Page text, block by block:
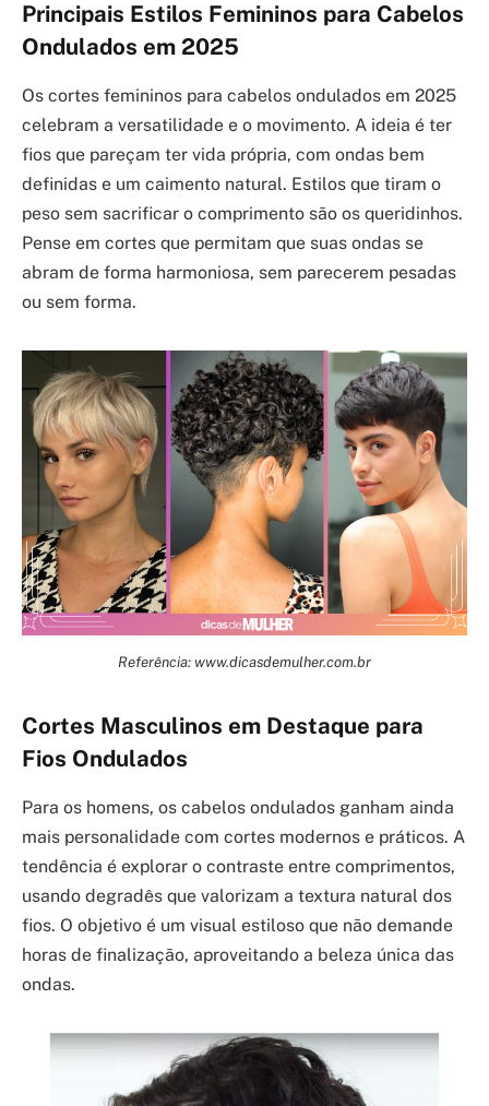
Principais Estilos Femininos para Cabelos
Ondulados em 2025
Os cortes femininos para cabelos ondulados em 2025
celebram a versatilidade e o movimento. A ideia é ter
fios que pareçam ter vida própria, com ondas bem
definidas e um caimento natural. Estilos que tiram o
peso sem sacrificar o comprimento são os queridinhos.
Pense em cortes que permitam que suas ondas se
abram de forma harmoniosa, sem parecerem pesadas
ou sem forma.
Referência: www.dicasdemulher.com.br
Cortes Masculinos em Destaque para
Fios Ondulados
Para os homens, os cabelos ondulados ganham ainda
mais personalidade com cortes modernos e práticos. A
tendência é explorar o contraste entre comprimentos,
usando degradês que valorizam a textura natural dos
fios. O objetivo é um visual estiloso que não demande
horas de finalização, aproveitando a beleza única das
ondas.